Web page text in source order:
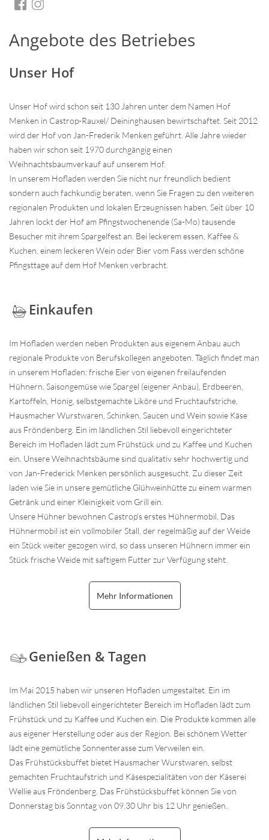
Angebote des Betriebes
Unser Hof
Unser Hof wird schon seit 130 Jahren unter dem Namen Hof
Menken in Castrop-Rauxel/ Deininghausen bewirtschaftet. Seit 2012
wird der Hof von Jan-Frederik Menken geführt. Alle Jahre wieder
haben wir schon seit 1970 durchgängig einen
Weihnachtsbaumverkauf auf unserem Hof.
In unserem Hofladen werden Sie nicht nur freundlich bedient
sondern auch fachkundig beraten, wenn Sie Fragen zu den weiteren
regionalen Produkten und lokalen Erzeugnissen haben. Seit über 10
Jahren lockt der Hof am Pfingstwochenende (Sa-Mo) tausende
Besucher mit ihrem Spargelfest an. Bei leckerem essen, Kaffee &
Kuchen, einem leckeren Wein oder Bier vom Fass werden schöne
Pfingsttage auf dem Hof Menken verbracht.
Einkaufen
Im Hofladen werden neben Produkten aus eigenem Anbau auch
regionale Produkte von Berufskollegen angeboten. Täglich findet man
in unserem Hofladen: frische Eier von eigenen freilaufenden
Hühnern, Saisongemüse wie Spargel (eigener Anbau), Erdbeeren,
Kartoffeln, Honig, selbstgemachte Liköre und Fruchtaufstriche,
Hausmacher Wurstwaren, Schinken, Saucen und Wein sowie Käse
aus Fröndenberg. Ein im ländlichen Stil liebevoll eingerichteter
Bereich im Hofladen lädt zum Frühstück und zu Kaffee und Kuchen
ein. Unsere Weihnachtsbäume sind qualitativ sehr hochwertig und
von Jan-Frederick Menken persönlich ausgesucht. Zu dieser Zeit
laden wie Sie in unsere gemütliche Glühweinhütte zu einem warmen
Getränk und einer Kleinigkeit vom Grill ein.
Unsere Hühner bewohnen Castrop's erstes Hühnermobil. Das
Hühnermobil ist ein vollmobiler Stall, der regelmäßig auf der Weide
ein Stück weiter gezogen wird, so dass unseren Hühnern immer ein
Stück frische Weide mit saftigem Futter zur Verfügung steht.
Mehr Informationen
Genießen & Tagen
Im Mai 2015 haben wir unseren Hofladen umgestaltet. Ein im
ländlichen Stil liebevoll eingerichteter Bereich im Hofladen lädt zum
Frühstück und zu Kaffee und Kuchen ein. Die Produkte kommen alle
aus eigener Herstellung oder aus der Region. Bei schönem Wetter
lädt eine gemütliche Sonnenterasse zum Verweilen ein.
Das Frühstücksbuffet bietet Hausmacher Wurstwaren, selbst
gemachten Fruchtaufstrich und Käsespezialitäten von der Käserei
Wellie aus Fröndenberg. Das Frühstücksbuffet können Sie von
Donnerstag bis Sonntag von 09.30 Uhr bis 12 Uhr genießen.